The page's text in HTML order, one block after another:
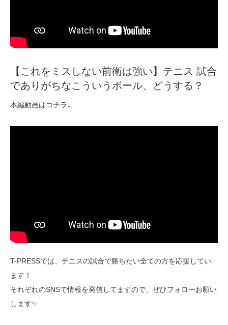
【これをミスしない前衛は強い】テニス 試合
でありがちなこういうボール、どうする？
本編動画はコチラ↓
T-PRESSでは、テニスの試合で勝ちたい全ての方を応援してい
ます！
それぞれのSNSで情報を発信してますので、ぜひフォローお願い
します✨